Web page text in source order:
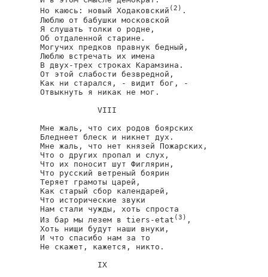
Но каюсь: новый Ходаковский (2) .
Люблю от бабушки московской
Я слушать толки о родне,
Об отдаленной старине.
Могучих предков правнук бедный,
Люблю встречать их имена
В двух-трех строках Карамзина.
От этой слабости безвредной,
Как ни старался, - видит бог, -
Отвыкнуть я никак не мог.
            VIII
Мне жаль, что сих родов боярских
Бледнеет блеск и никнет дух.
Мне жаль, что нет князей Пожарских,
Что о других пропал и слух,
Что их поносит шут Фиглярин,
Что русский ветреный боярин
Теряет грамоты царей,
Как старый сбор календарей,
Что исторические звуки
Нам стали чужды, хоть спроста
Из бар мы лезем в tiers-etat (3) ,
Хоть нищи будут наши внуки,
И что спасибо нам за то
Не скажет, кажется, никто.
            IX